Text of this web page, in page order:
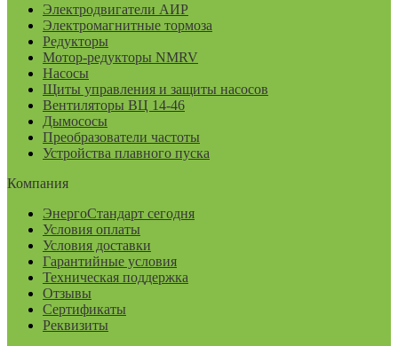
Электродвигатели АИР
Электромагнитные тормоза
Редукторы
Мотор-редукторы NMRV
Насосы
Щиты управления и защиты насосов
Вентиляторы ВЦ 14-46
Дымососы
Преобразователи частоты
Устройства плавного пуска
Компания
ЭнергоСтандарт сегодня
Условия оплаты
Условия доставки
Гарантийные условия
Техническая поддержка
Отзывы
Сертификаты
Реквизиты